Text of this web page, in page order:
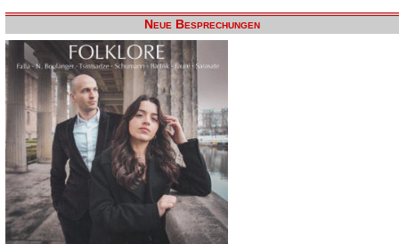
Neue Besprechungen